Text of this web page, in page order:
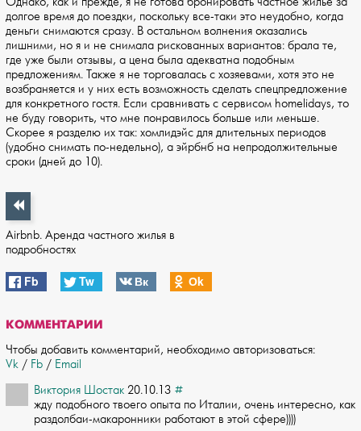
долгое время до поездки, поскольку все-таки это неудобно, когда
деньги снимаются сразу. В остальном волнения оказались
лишними, но я и не снимала рискованных вариантов: брала те,
где уже были отзывы, а цена была адекватна подобным
предложениям. Также я не торговалась с хозяевами, хотя это не
возбраняется и у них есть возможность сделать спецпредложение
для конкретного гостя. Если сравнивать с сервисом homelidays, то
не буду говорить, что мне понравилось больше или меньше.
Скорее я разделю их так: хомлидэйс для длительных периодов
(удобно снимать по-недельно), а эйрбнб на непродолжительные
сроки (дней до 10).
Airbnb. Аренда частного жилья в
подробностях
Fb Tw Вк Оk
КОММЕНТАРИИ
Чтобы добавить комментарий, необходимо авторизоваться:
Vk / Fb / Email
Виктория Шостак 20.10.13 #
жду подобного твоего опыта по Италии, очень интересно, как
раздолбаи-макаронники ­работают в этой сфере))))